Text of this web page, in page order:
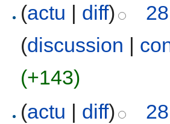
(actu | diff)
(discussion |
(+143)
(actu | diff)